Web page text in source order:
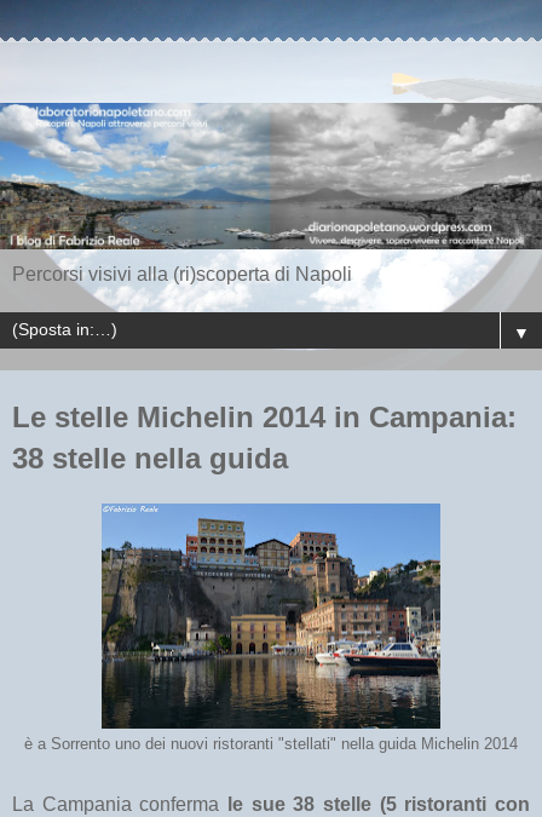
Percorsi visivi alla (ri)scoperta di Napoli
▼
Le stelle Michelin 2014 in Campania:
38 stelle nella guida
è a Sorrento uno dei nuovi ristoranti "stellati" nella guida Michelin 2014
La Campania conferma
le sue 38 stelle (5 ristoranti con